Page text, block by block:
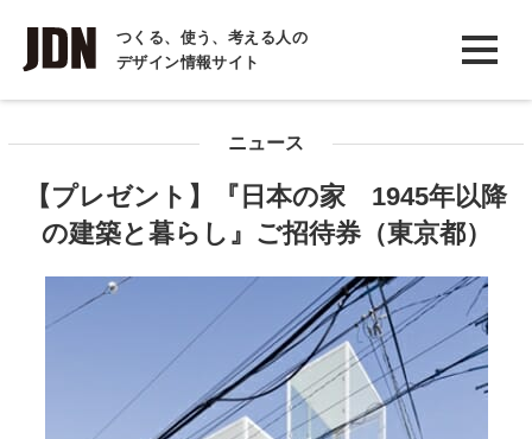
つくる、使う、考える人の
デザイン情報サイト
INTERVIEW
インタビュー
COLUMN
ニュース
【プレゼント】『日本の家 1945年以降
の建築と暮らし』ご招待券（東京都）